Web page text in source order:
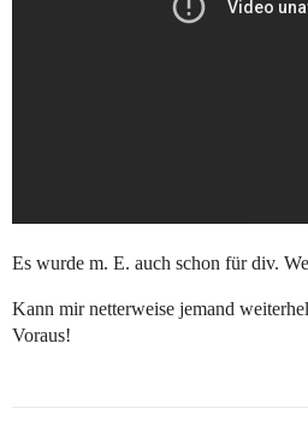
Es wurde m. E. auch schon für div.
Kann mir netterweise jemand
Voraus!